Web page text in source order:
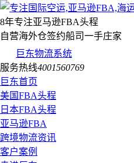
8年专注亚马逊FBA头程
自营海外仓签约船司一手庄家
巨东物流系统
服务热线4001560769
巨东首页
美国FBA头程
日本FBA头程
亚马逊FBA
跨境物流资讯
客户案例